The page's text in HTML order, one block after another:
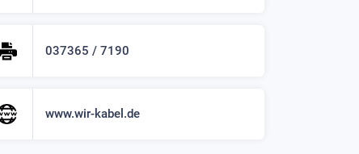
037365 / 7190
www.wir-kabel.de